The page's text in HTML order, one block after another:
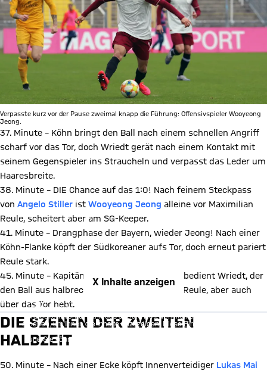
Verpasste kurz vor der Pause zweimal knapp die Führung: Offensivspieler Wooyeong
Jeong.
37. Minute – Köhn bringt den Ball nach einem schnellen Angriff
scharf vor das Tor, doch Wriedt gerät nach einem Kontakt mit
seinem Gegenspieler ins Straucheln und verpasst das Leder um
Haaresbreite.
38. Minute – DIE Chance auf das 1:0! Nach feinem Steckpass
von Angelo Stiller ist Wooyeong Jeong alleine vor Maximilian
Reule, scheitert aber am SG-Keeper.
41. Minute – Drangphase der Bayern, wieder Jeong! Nach einer
Köhn-Flanke köpft der Südkoreaner aufs Tor, doch erneut pariert
Reule stark.
45. Minute – Kapitän
bedient Wriedt, der
den Ball aus halbrechter Position zwar über Reule, aber auch
über das Tor hebt.
X Inhalte anzeigen
Mit Klick auf den Button ermöglichen Sie es diesem sozialen
Netzwerk, Ihre Daten (z. B. IP-Adresse) mit Hilfe von Cookies zu
verarbeiten. Vorher kann das soziale Netzwerk keine Daten über Sie
erheben, um Ihnen die Inhalte anzuzeigen. Diese Einstellung wird für
alle Inhalte des sozialen Netzwerks auf unserer Website gespeichert
und Sie können dies jederzeit in der
DIE SZENEN DER ZWEITEN
HALBZEIT
50. Minute – Nach einer Ecke köpft Innenverteidiger Lukas Mai